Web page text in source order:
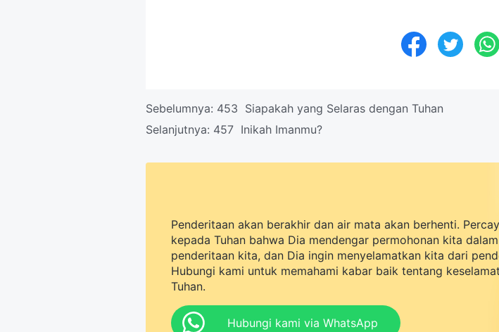
Sebelumnya: 453 Siapakah yang Selaras dengan Tuhan
Selanjutnya: 457 Inikah Imanmu?
Penderitaan akan berakhir dan air mata akan berhenti.
kepada Tuhan bahwa Dia mendengar permohonan kita dalam
penderitaan kita, dan Dia ingin menyelamatkan kita dari
Hubungi kami untuk memahami kabar baik tentang
Tuhan.
Hubungi kami via WhatsApp